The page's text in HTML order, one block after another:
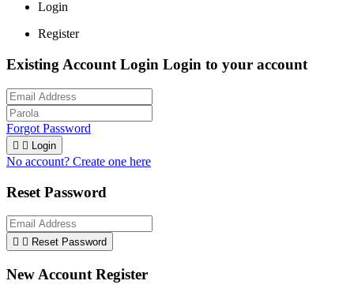
Login
Register
Existing Account Login Login to your account
Forgot Password
  Login
No account? Create one here
Reset Password
  Reset Password
New Account Register